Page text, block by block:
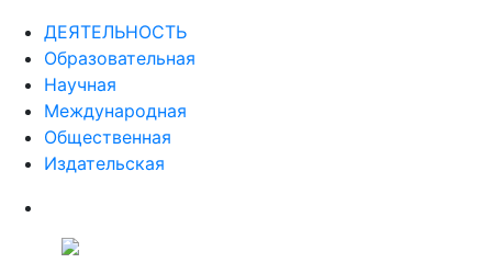
ДЕЯТЕЛЬНОСТЬ
Образовательная
Научная
Международная
Общественная
Издательская